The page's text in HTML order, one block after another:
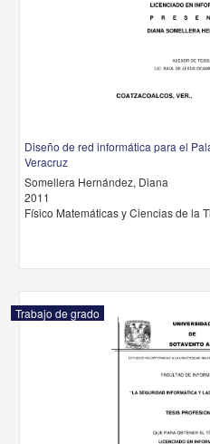
Diseño de red informática para el
Veracruz
Somellera Hernández, Diana
2011
Físico Matemáticas y Ciencias de la
Trabajo de grado